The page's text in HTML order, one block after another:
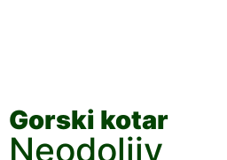
Gorski kotar
Neodoljiv